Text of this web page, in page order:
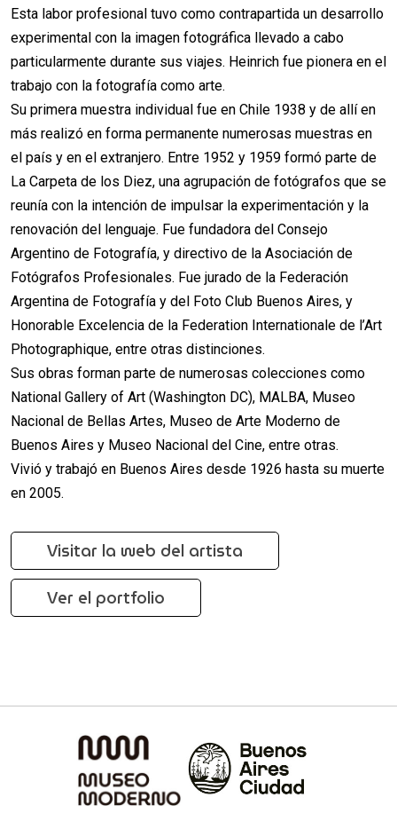
Esta labor profesional tuvo como contrapartida un desarrollo
experimental con la imagen fotográfica llevado a cabo
particularmente durante sus viajes. Heinrich fue pionera en el
trabajo con la fotografía como arte.
Su primera muestra individual fue en Chile 1938 y de allí en
más realizó en forma permanente numerosas muestras en
el país y en el extranjero. Entre 1952 y 1959 formó parte de
La Carpeta de los Diez, una agrupación de fotógrafos que se
reunía con la intención de impulsar la experimentación y la
renovación del lenguaje. Fue fundadora del Consejo
Argentino de Fotografía, y directivo de la Asociación de
Fotógrafos Profesionales. Fue jurado de la Federación
Argentina de Fotografía y del Foto Club Buenos Aires, y
Honorable Excelencia de la Federation Internationale de l’Art
Photographique, entre otras distinciones.
Sus obras forman parte de numerosas colecciones como
National Gallery of Art (Washington DC), MALBA, Museo
Nacional de Bellas Artes, Museo de Arte Moderno de
Buenos Aires y Museo Nacional del Cine, entre otras.
Vivió y trabajó en Buenos Aires desde 1926 hasta su muerte
en 2005.
Visitar la web del artista
Ver el portfolio